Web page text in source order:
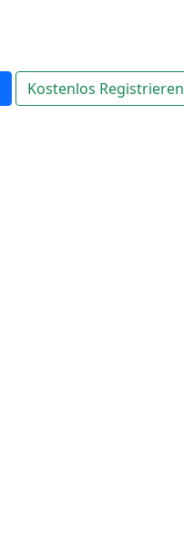
Kostenlos Registrieren